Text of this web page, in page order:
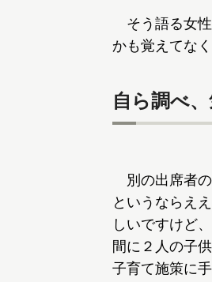
そう語る女性
かも覚えてな
自ら調べ
別の出席者の
というならえ
しいですけど
間に２人の子
子育て施策に